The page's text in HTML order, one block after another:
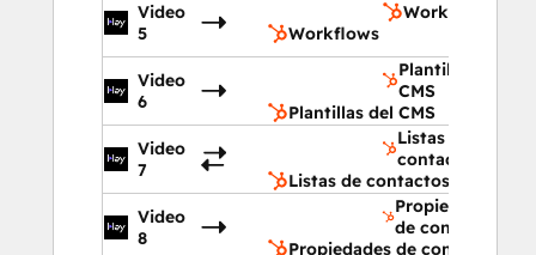
Video
5
Workflows
Workflows
Video
6
Plantillas del
CMS
Plantillas del CMS
Video
7
Listas de
contactos
Listas de contactos
Video
8
Propiedades
de contacto
Propiedades de contacto